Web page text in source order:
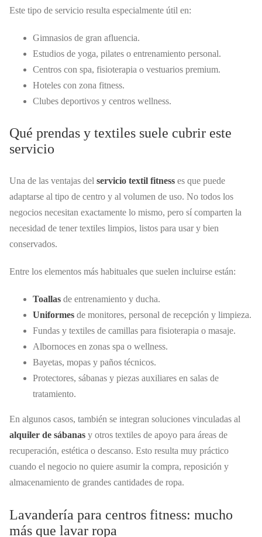
Este tipo de servicio resulta especialmente útil en:
Gimnasios de gran afluencia.
Estudios de yoga, pilates o entrenamiento personal.
Centros con spa, fisioterapia o vestuarios premium.
Hoteles con zona fitness.
Clubes deportivos y centros wellness.
Qué prendas y textiles suele cubrir este
servicio
Una de las ventajas del servicio textil fitness es que puede
adaptarse al tipo de centro y al volumen de uso. No todos los
negocios necesitan exactamente lo mismo, pero sí comparten la
necesidad de tener textiles limpios, listos para usar y bien
conservados.
Entre los elementos más habituales que suelen incluirse están:
Toallas de entrenamiento y ducha.
Uniformes de monitores, personal de recepción y limpieza.
Fundas y textiles de camillas para fisioterapia o masaje.
Albornoces en zonas spa o wellness.
Bayetas, mopas y paños técnicos.
Protectores, sábanas y piezas auxiliares en salas de
tratamiento.
En algunos casos, también se integran soluciones vinculadas al
alquiler de sábanas y otros textiles de apoyo para áreas de
recuperación, estética o descanso. Esto resulta muy práctico
cuando el negocio no quiere asumir la compra, reposición y
almacenamiento de grandes cantidades de ropa.
Lavandería para centros fitness: mucho
más que lavar ropa